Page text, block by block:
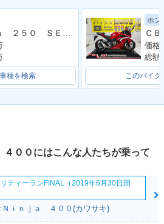
ラーチェンジ
KRT Edition・マイ
ナーチェンジ
Ｎｉｎｊａ ２５０ ＳＥ ＥＸ２５０Ｌ型 ２０１４年モデル ＥＴＣ 社外マルチバー フェンダーレス ＵＳＢポート
種を検索
ホン
価格:
総額:
このバイク
００にはこんな人たちが乗って
ティーランFINAL（2019年6月30日開
Ｎｉｎｊａ ４００(カワサキ)